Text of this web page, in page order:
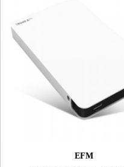
EFM